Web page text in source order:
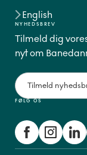
English
FØLG OS
NYHEDSBREV
Tilmeld dig
nyt om
Tilmeld